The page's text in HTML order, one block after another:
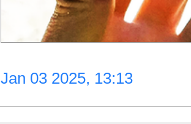
Jan 03 2025, 13:13